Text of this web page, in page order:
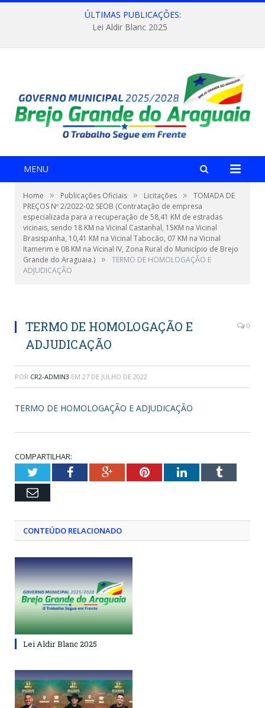
ÚLTIMAS PUBLICAÇÕES:
Lei Aldir Blanc 2025
MENU
Home » Publicações Oficiais » Licitações »
TOMADA DE
PREÇOS Nº 2/2022-02 SEOB (Contratação de empresa
especializada para a recuperação de 58,41 KM de estradas
vicinais, sendo 18 KM na Vicinal Castanhal, 15KM na Vicinal
Brasispanha, 10,41 KM na Vicinal Tabocão, 07 KM na Vicinal
Itamerim e 08 KM na Vicinal IV, Zona Rural do Município de Brejo
Grande do Araguaia.) »
TERMO DE HOMOLOGAÇÃO E
ADJUDICAÇÃO
TERMO DE HOMOLOGAÇÃO E
ADJUDICAÇÃO
0
POR CR2-ADMIN3 EM 27 DE JULHO DE 2022
TERMO DE HOMOLOGAÇÃO E ADJUDICAÇÃO
COMPARTILHAR:
TwitterFacebookGoogle+PinterestLinkedInTumblr
Email
CONTEÚDO RELACIONADO
Lei Aldir Blanc 2025